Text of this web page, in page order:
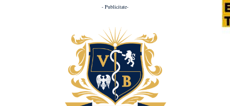
- Publicitate-